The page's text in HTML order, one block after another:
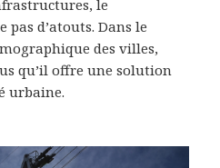
le
d’atouts. Dans le
des villes,
qu’il offre une solution
urbaine.